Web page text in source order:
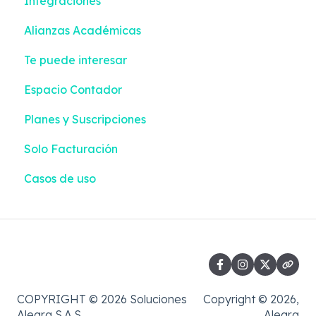
Impuestos y Retenciones
Sector Salud
Información Exógena
Casos de uso
Colilla de Pago | Liquidación + Emisión
Contabilización | Liquidación + Emisión
Pagos | Liquidación + Emisión
Reportes | Liquidación + Emisión
Configuraciones
Integraciones
Alianzas Académicas
Te puede interesar
Espacio Contador
Planes y Suscripciones
Solo Facturación
Casos de uso
COPYRIGHT © 2026 Soluciones
Copyright © 2026,